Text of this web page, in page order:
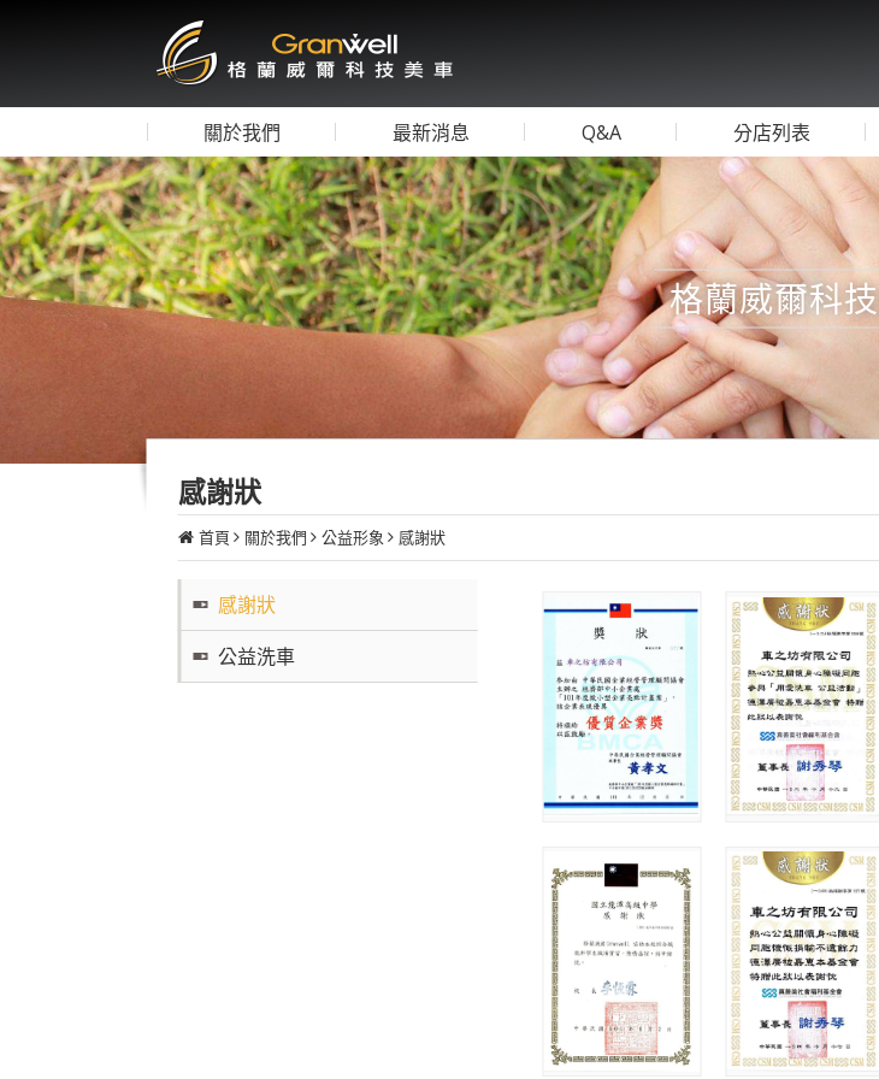
關於我們 最新消息 Q&A 分店列表
格蘭威爾科
感謝狀
首頁 關於我們 公益形象 感謝狀
感謝狀
公益洗車